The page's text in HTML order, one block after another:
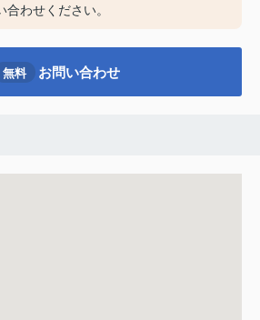
合わせください。
無料 お問い合わせ